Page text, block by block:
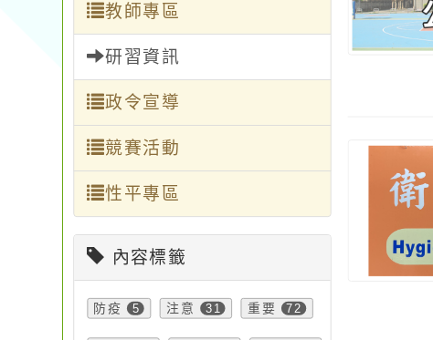
教師專區
研習資訊
政令宣導
競賽活動
性平專區
內容標籤
防疫 5 注意 31 重要 72